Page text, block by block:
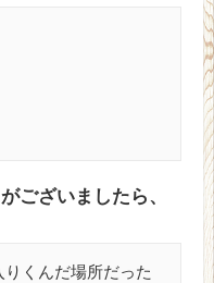
ございましたら、
くんだ場所だった